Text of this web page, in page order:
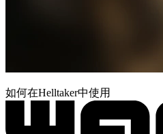
如何在Helltaker中使用